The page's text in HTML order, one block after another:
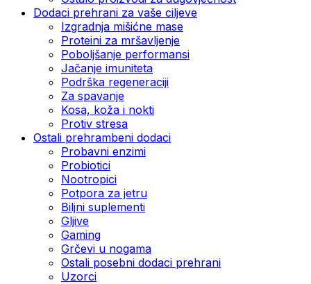
Dodaci prehrani za vaše ciljeve
Izgradnja mišićne mase
Proteini za mršavljenje
Poboljšanje performansi
Jačanje imuniteta
Podrška regeneraciji
Za spavanje
Kosa, koža i nokti
Protiv stresa
Ostali prehrambeni dodaci
Probavni enzimi
Probiotici
Nootropici
Potpora za jetru
Biljni suplementi
Gljive
Gaming
Grčevi u nogama
Ostali posebni dodaci prehrani
Uzorci